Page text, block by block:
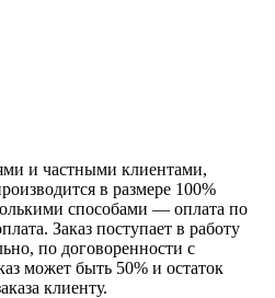
и частными клиентами,
в размере 100%
способами — оплата по
Заказ поступает в работу
по договоренности с
может быть 50% и остаток
клиенту.